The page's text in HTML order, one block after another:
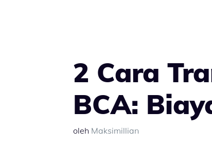
2 Cara
BCA:
oleh Maksimillian